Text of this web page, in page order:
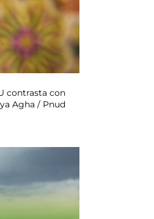
contrasta con
Agha / Pnud